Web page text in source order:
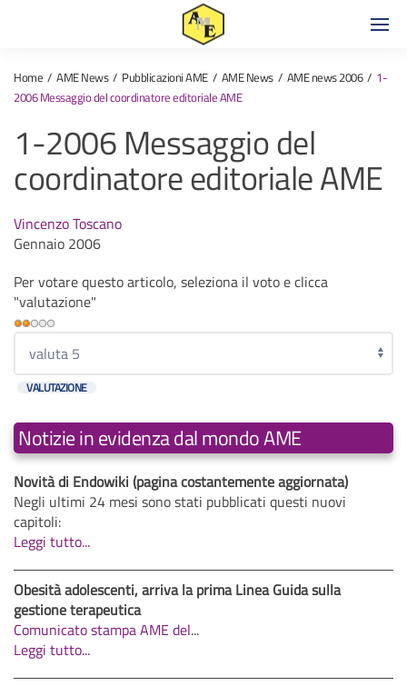
Home AME News Pubblicazioni AME AME News AME news 2006
1-
2006 Messaggio del coordinatore editoriale AME
1-2006 Messaggio del
coordinatore editoriale AME
Vincenzo Toscano
Gennaio 2006
Per votare questo articolo, seleziona il voto e clicca
"valutazione"
Valutazione
Notizie in evidenza dal mondo AME
Novità di Endowiki (pagina costantemente aggiornata)
Negli ultimi 24 mesi sono stati pubblicati questi nuovi
capitoli:
Leggi tutto...
Obesità adolescenti, arriva la prima Linea Guida sulla
gestione terapeutica
Comunicato stampa AME del...
Leggi tutto...